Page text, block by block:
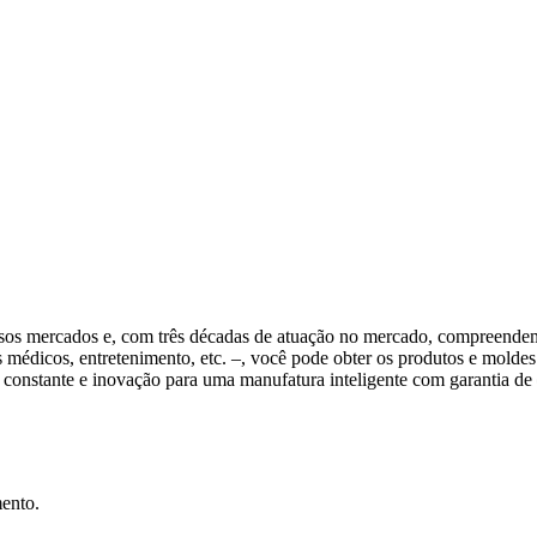
mercados e, com três décadas de atuação no mercado,
entretenimento, etc. –, você pode obter os produtos e
e inovação para uma manufatura inteligente com garantia